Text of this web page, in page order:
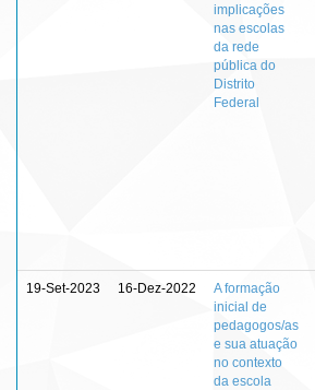
implicações
nas escolas
da rede
pública do
Distrito
Federal
19-Set-2023 16-Dez-2022
A formação
inicial de
pedagogos/as
e sua atuação
no contexto
da escola